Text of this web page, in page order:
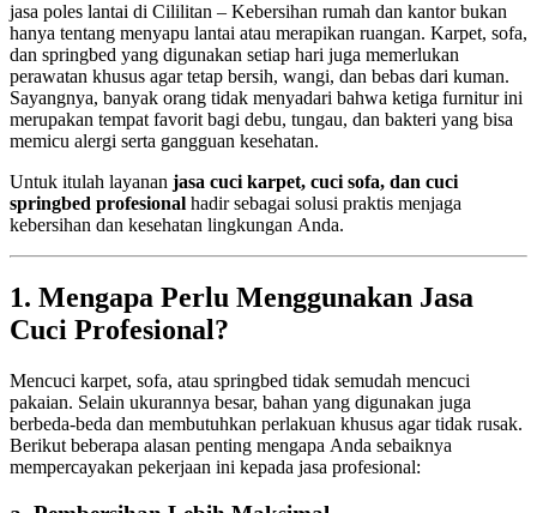
jasa poles lantai di Cililitan – Kebersihan rumah dan kantor bukan
hanya tentang menyapu lantai atau merapikan ruangan. Karpet, sofa,
dan springbed yang digunakan setiap hari juga memerlukan
perawatan khusus agar tetap bersih, wangi, dan bebas dari kuman.
Sayangnya, banyak orang tidak menyadari bahwa ketiga furnitur ini
merupakan tempat favorit bagi debu, tungau, dan bakteri yang bisa
memicu alergi serta gangguan kesehatan.
Untuk itulah layanan jasa cuci karpet, cuci sofa, dan cuci
springbed profesional hadir sebagai solusi praktis menjaga
kebersihan dan kesehatan lingkungan Anda.
1. Mengapa Perlu Menggunakan Jasa
Cuci Profesional?
Mencuci karpet, sofa, atau springbed tidak semudah mencuci
pakaian. Selain ukurannya besar, bahan yang digunakan juga
berbeda-beda dan membutuhkan perlakuan khusus agar tidak rusak.
Berikut beberapa alasan penting mengapa Anda sebaiknya
mempercayakan pekerjaan ini kepada jasa profesional: